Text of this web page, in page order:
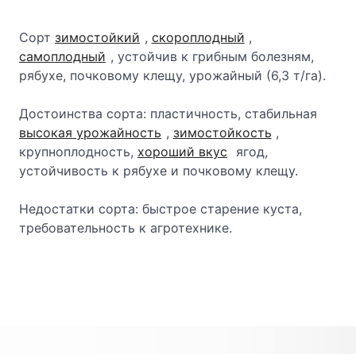
Сорт зимостойкий , скороплодный ,
самоплодный , устойчив к грибным болезням,
рябухе, почковому клещу, урожайный (6,3 т/га).
Достоинства сорта: пластичность, стабильная
высокая урожайность , зимостойкость ,
крупноплодность, хороший вкус
ягод,
устойчивость к рябухе и почковому клещу.
Недостатки сорта: быстрое старение куста,
требовательность к агротехнике.